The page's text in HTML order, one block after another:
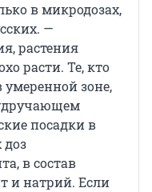
в микродозах,
—
растения
расти. Те, кто
зоне,
посадки в
доз
в состав
и натрий. Если